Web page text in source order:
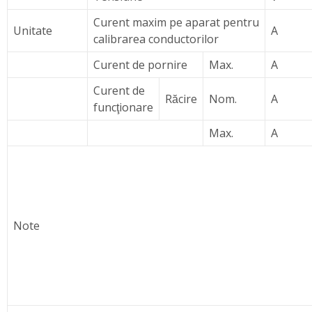
Unitate
Curent maxim pe aparat pentru
calibrarea conductorilor
A
Curent de pornire Max.
A
Curent de
funcţionare
Răcire Nom. A
Max. A
Note